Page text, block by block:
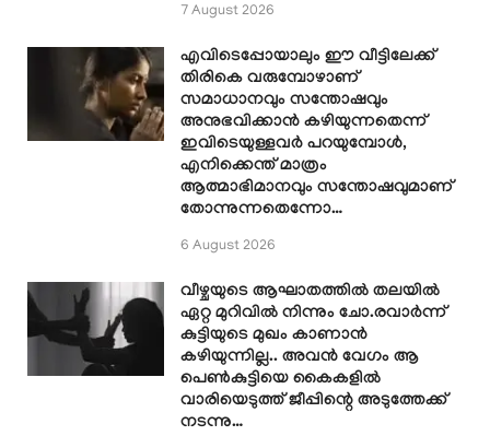
7 August 2026
എവിടെപ്പോയാലും ഈ വീട്ടിലേക്ക്
തിരികെ വരുമ്പോഴാണ്
സമാധാനവും സന്തോഷവും
അനുഭവിക്കാൻ കഴിയുന്നതെന്ന്
ഇവിടെയുള്ളവർ പറയുമ്പോൾ,
എനിക്കെന്ത് മാത്രം
ആത്മാഭിമാനവും സന്തോഷവുമാണ്
തോന്നുന്നതെന്നോ…
6 August 2026
വീഴ്ചയുടെ ആഘാതത്തിൽ തലയിൽ
ഏറ്റ മുറിവിൽ നിന്നും ചോ.രവാർന്ന്
കുട്ടിയുടെ മുഖം കാണാൻ
കഴിയുന്നില്ല.. അവൻ വേഗം ആ
പെൺകുട്ടിയെ കൈകളിൽ
വാരിയെടുത്ത് ജീപ്പിന്റെ അടുത്തേക്ക്
നടന്നു…